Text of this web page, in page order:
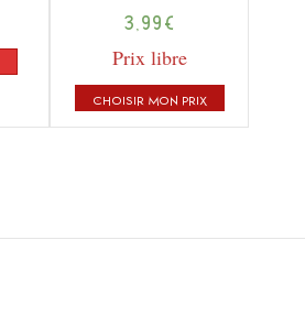
4.86
sur 5
3,99 €
Prix libre
CHOISIR MON PRIX